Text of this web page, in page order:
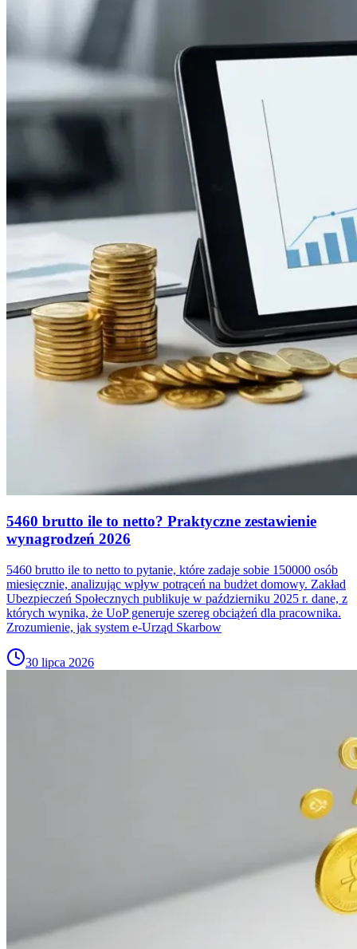
5460 brutto ile to netto? Praktyczne zestawienie
wynagrodzeń 2026
5460 brutto ile to netto to pytanie, które zadaje sobie 150000 osób
miesięcznie, analizując wpływ potrąceń na budżet domowy. Zakład
Ubezpieczeń Społecznych publikuje w październiku 2025 r. dane, z
których wynika, że UoP generuje szereg obciążeń dla pracownika.
Zrozumienie, jak system e-Urząd Skarbow
30 lipca 2026